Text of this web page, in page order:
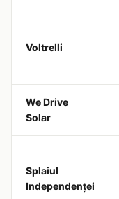
Voltrelli
We Drive
Solar
Splaiul
Independenței